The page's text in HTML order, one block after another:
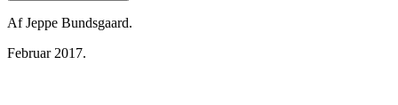
Af Jeppe Bundsgaard.
Februar 2017.